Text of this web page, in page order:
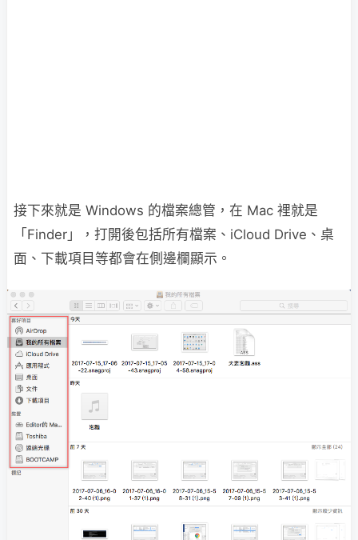
接下來就是 Windows 的檔案總管，在 Mac 裡就是
「Finder」，打開後包括所有檔案、iCloud Drive、桌
面、下載項目等都會在側邊欄顯示。